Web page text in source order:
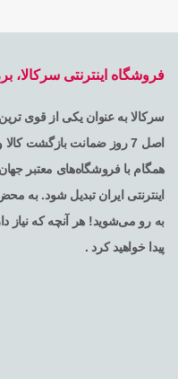
فروشگاه اینترنتی سرکالا،
سرکالا به عنوان یکی از قوی ترین
اصل 7 روز ضمانت بازگشت
همگام با فروشگاه‌های معتبر
اینترنتی ایران تبدیل شود. به
به رو می‌شوید! هر آنچه که نیاز
پیدا خواهید کرد .